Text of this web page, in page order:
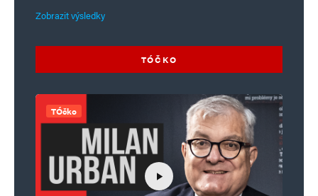
Zobrazit výsledky
TÓČKO
TÓčko